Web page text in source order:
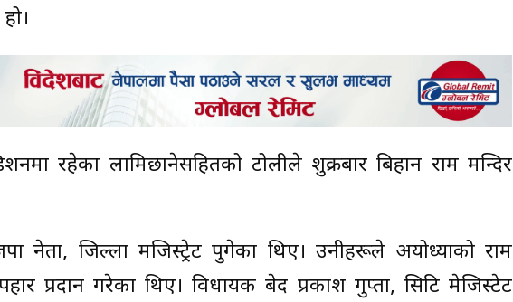
रहेका लामिछानेसहितको टोलीले शुक्रबार बिहान राम मन्दिर
नेता, जिल्ला मजिस्ट्रेट पुगेका थिए। उनीहरूले अयोध्याको राम
प्रदान गरेका थिए। विधायक बेद प्रकाश गुप्ता, सिटि मेजिस्टेट